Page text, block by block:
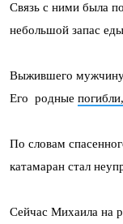
Связь с ними была
небольшой запас
Выжившего мужчину
Его родные погибли,
По словам
катамаран стал
Cейчас Михаила на